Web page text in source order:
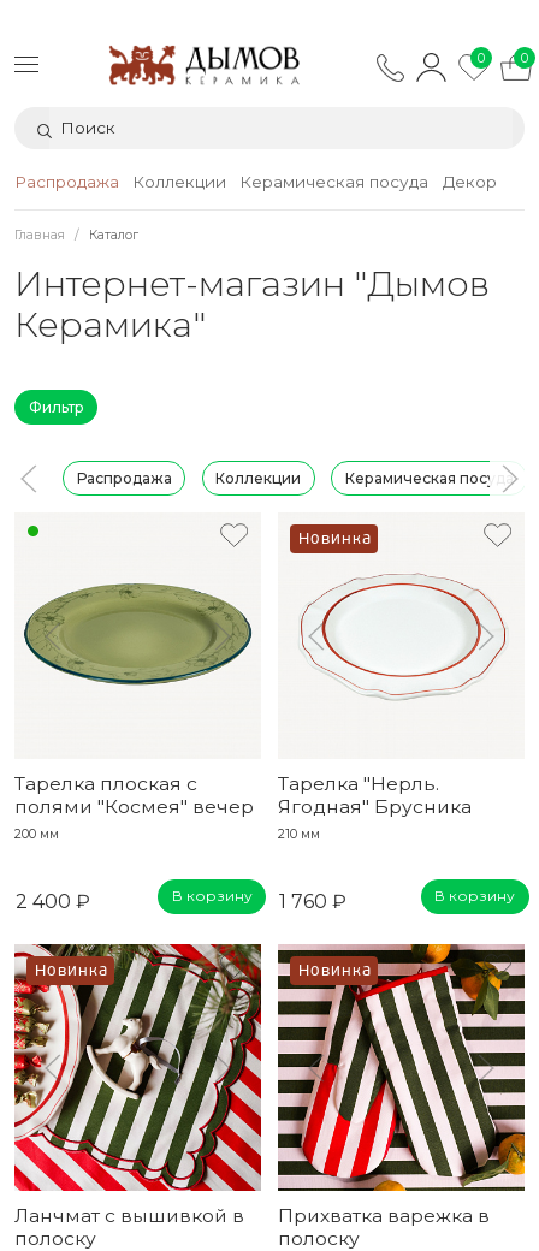
0 0
Распродажа Коллекции Керамическая посуда Декор
Главная Каталог
Интернет-магазин "Дымов
Керамика"
Фильтр
Распродажа Коллекции Керамическая посуда
Тарелка плоская с
полями "Космея" вечер
200 мм
2 400 ₽ В корзину
Новинка
Тарелка "Нерль.
Ягодная" Брусника
210 мм
1 760 ₽ В корзину
Новинка
Ланчмат с вышивкой в
полоску
Новинка
Прихватка варежка в
полоску